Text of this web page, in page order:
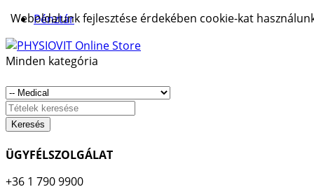
Pénztár
Minden kategória
Keresés
ÜGYFÉLSZOLGÁLAT
+36 1 790 9900
Weboldalunk fejlesztése érdekében cookie-kat